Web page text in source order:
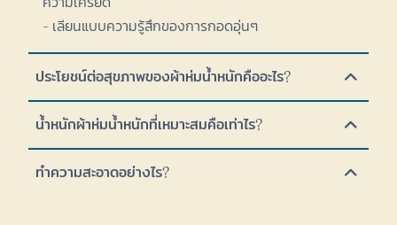
- เลียนแบบความรู้สึกของการกอดอุ่นๆ
ประโยชน์ต่อสุขภาพของผ้าห่มน้ำหนักคืออะไร?
น้ำหนักผ้าห่มน้ำหนักที่เหมาะสมคือเท่าไร?
ทำความสะอาดอย่างไร?